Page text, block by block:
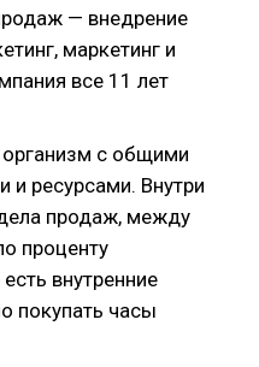
— внедрение
маркетинг и
все 11 лет
с общими
и ресурсами. Внутри
продаж, между
проценту
внутренние
покупать часы